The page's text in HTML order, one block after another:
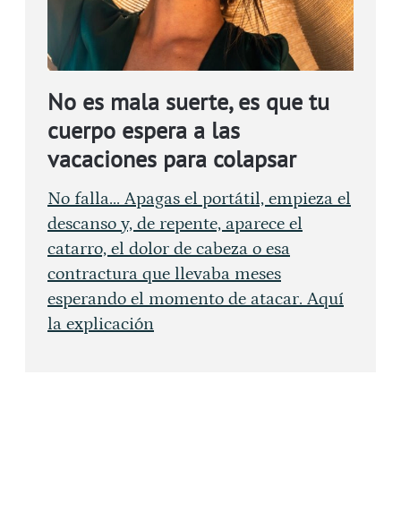
No es mala suerte, es que tu
cuerpo espera a las
vacaciones para colapsar
No falla... Apagas el portátil, empieza el
descanso y, de repente, aparece el
catarro, el dolor de cabeza o esa
contractura que llevaba meses
esperando el momento de atacar. Aquí
la explicación